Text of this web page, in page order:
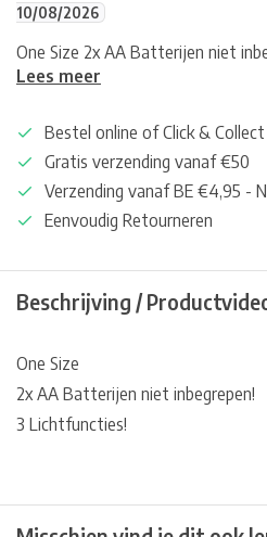
10/08/2026
One Size 2x AA Batterijen niet
Lees meer
Bestel online of Click & Collect
Gratis verzending vanaf €50
Verzending vanaf BE €4,95 -
Eenvoudig Retourneren
Beschrijving /
One Size
2x AA Batterijen niet inbegrepen!
3 Lichtfuncties!